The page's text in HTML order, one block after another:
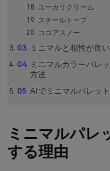
ユーカリクリーム
スチールトープ
ココアスノー
ミニマルと相性が良
ミニマルカラーパレ
方法
AIでミニマルパレッ
ミニマルパレ
する理由